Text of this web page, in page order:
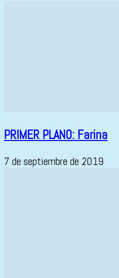
PRIMER PLANO: Farina
7 de septiembre de 2019